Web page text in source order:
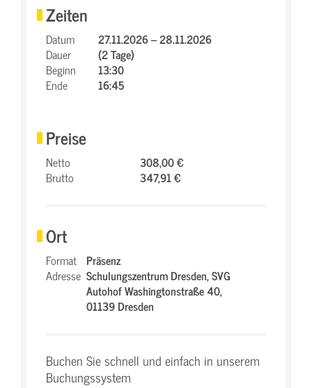
Zeiten
Datum
27.11.2026 – 28.11.2026
Dauer
(2 Tage)
Beginn
13:30
Ende
16:45
Preise
Netto
308,00 €
Brutto
347,91 €
Ort
Format Präsenz
Adresse Schulungszentrum Dresden,SVG
Autohof Washingtonstraße 40,
01139 Dresden
Buchen Sie schnell und einfach in unserem
Buchungssystem